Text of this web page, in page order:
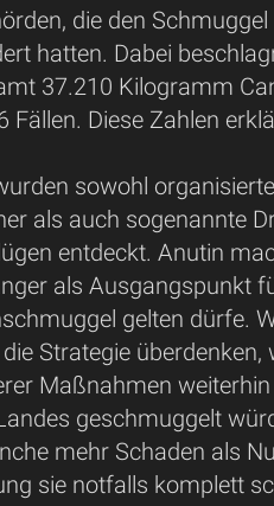
die den
hatten. Dabei
37.210 Kilogramm
Fällen. Diese Zahlen
sowohl
als auch sogenannte
entdeckt. Anutin
als Ausgangspunkt
gelten dürfe.
Strategie
Maßnahmen
geschmuggelt
mehr Schaden als
sie notfalls komplett